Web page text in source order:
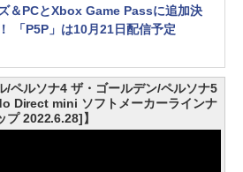
＆PCとXbox Game Passに追加決
「P5P」は10月21日配信予定
/ペルソナ4 ザ・ゴールデン/ペルソナ5
Direct mini ソフトメーカーラインナ
プ 2022.6.28]】